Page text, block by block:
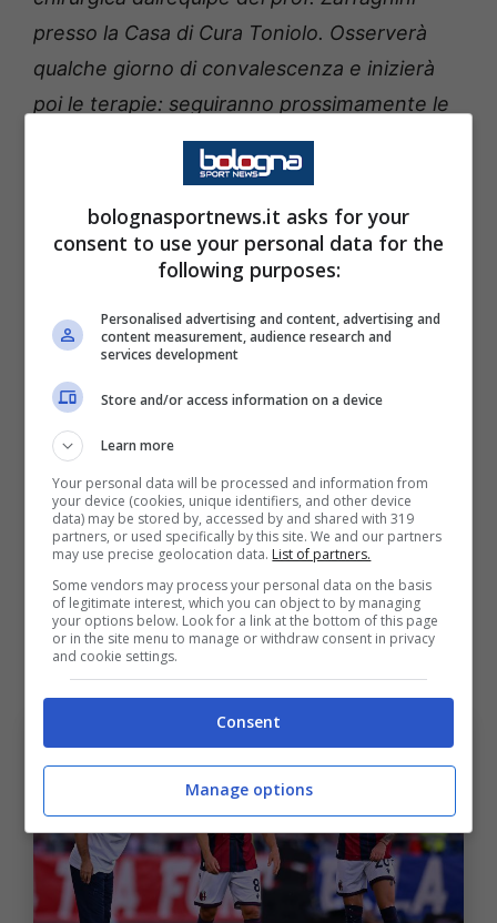
presso la Casa di Cura Toniolo. Osserverà
qualche giorno di convalescenza e inizierà
poi le terapie: seguiranno prossimamente le
valutazioni sui tempi di ripresa.
Il Bologna dovrà dunque giocoforza fare a
meno del proprio numero otto. La sua
assenza non sarà certamente da
sottovalutare, visti e considerati i risultati
messi a referto senza la presenza di Freuler
dal primo minuto. Facendo riferimento alla
stretta attualità vengono in mente le partite
controLecce e Torino (subentrato per pochi
minuti),in cui il Bologna ha racimolato
appena due punti. Allargando il discorso
anche all’anno scorso,solamente a Verona
(1-2 targato Odgaard e Cambiaghi) il
Bologna riuscì a vincere senza il proprio
faro, assente per squalifica.
bolognasportnews.it asks for your
consent to use your personal data for the
following purposes:
Personalised advertising and content, advertising and
content measurement, audience research and
services development
Store and/or access information on a device
Learn more
Your personal data will be processed and information from
your device (cookies, unique identifiers, and other device
data) may be stored by, accessed by and shared with 319
partners, or used specifically by this site. We and our partners
may use precise geolocation data. List of partners.
Some vendors may process your personal data on the basis
of legitimate interest, which you can object to by managing
your options below. Look for a link at the bottom of this page
or in the site menu to manage or withdraw consent in privacy
and cookie settings.
Consent
Manage options